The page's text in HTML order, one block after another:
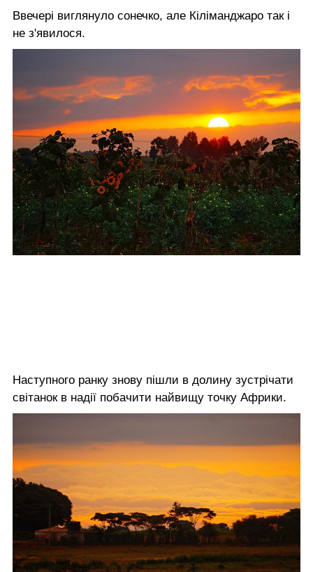
Ввечері виглянуло сонечко, але Кіліманджаро так і
не з'явилося.
Наступного ранку знову пішли в долину зустрічати
світанок в надії побачити найвищу точку Африки.